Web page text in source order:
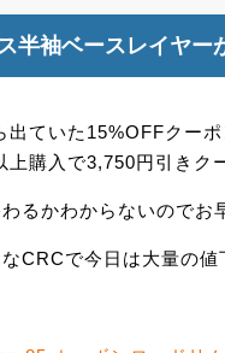
半袖ベースレイヤー
ていた15%OFFクー
購入で3,750円引きク
るかわからないのでお
CRCで今日は大量の